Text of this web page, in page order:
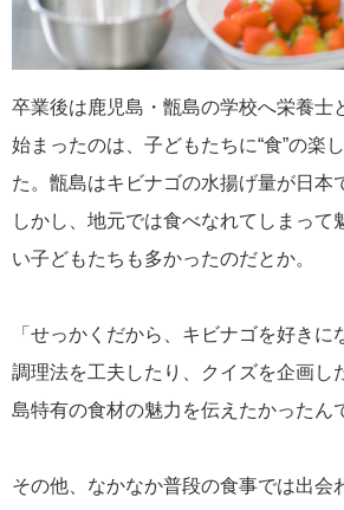
卒業後は鹿児島・甑島の学校へ栄養士
始まったのは、子どもたちに“食”の楽
た。甑島はキビナゴの水揚げ量が日本
しかし、地元では食べなれてしまって
い子どもたちも多かったのだとか。
「せっかくだから、キビナゴを好きに
調理法を工夫したり、クイズを企画し
島特有の食材の魅力を伝えたかったん
その他、なかなか普段の食事では出会